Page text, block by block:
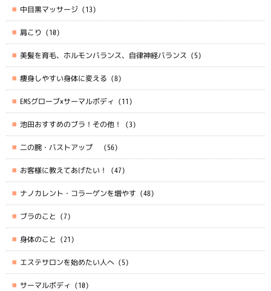
中目黒マッサージ (13)
肩こり (10)
美髪を育毛、ホルモンバランス、自律神経バランス (5)
痩身しやすい身体に変える (8)
EMSグローブ×サーマルボディ (11)
池田おすすめのブラ！その他！ (3)
二の腕・バストアップ (56)
お客様に教えてあげたい！ (47)
ナノカレント・コラーゲンを増やす (48)
ブラのこと (7)
身体のこと (21)
エステサロンを始めたい人へ (5)
サーマルボディ (10)